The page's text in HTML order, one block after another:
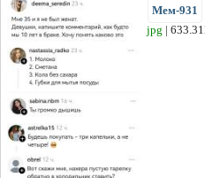
Мем-931
jpg |